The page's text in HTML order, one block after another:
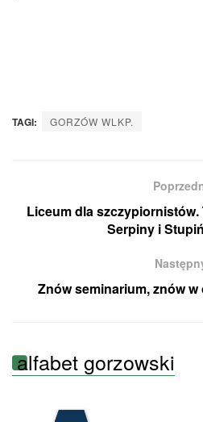
TAGI: GORZÓW WLKP.
Liceum dla
Serpiny i
Znów seminarium, znów
alfabet gorzowski